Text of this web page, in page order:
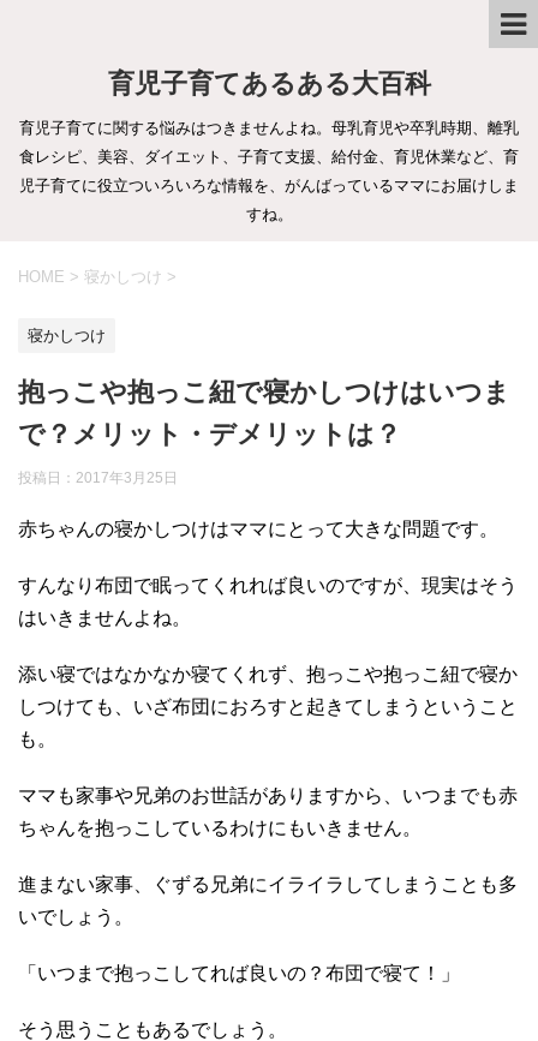
育児子育てあるある大百科
育児子育てに関する悩みはつきませんよね。母乳育児や卒乳時期、離乳
食レシピ、美容、ダイエット、子育て支援、給付金、育児休業など、育
児子育てに役立ついろいろな情報を、がんばっているママにお届けしま
すね。
HOME > 寝かしつけ >
寝かしつけ
抱っこや抱っこ紐で寝かしつけはいつま
で？メリット・デメリットは？
投稿日： 2017年3月25日
赤ちゃんの寝かしつけはママにとって大きな問題です。
すんなり布団で眠ってくれれば良いのですが、現実はそう
はいきませんよね。
添い寝ではなかなか寝てくれず、抱っこや抱っこ紐で寝か
しつけても、いざ布団におろすと起きてしまうということ
も。
ママも家事や兄弟のお世話がありますから、いつまでも赤
ちゃんを抱っこしているわけにもいきません。
進まない家事、ぐずる兄弟にイライラしてしまうことも多
いでしょう。
「いつまで抱っこしてれば良いの？布団で寝て！」
そう思うこともあるでしょう。